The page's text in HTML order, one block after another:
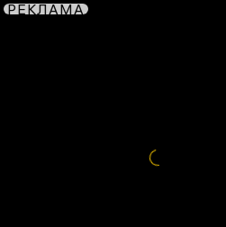
РЕКЛАМА